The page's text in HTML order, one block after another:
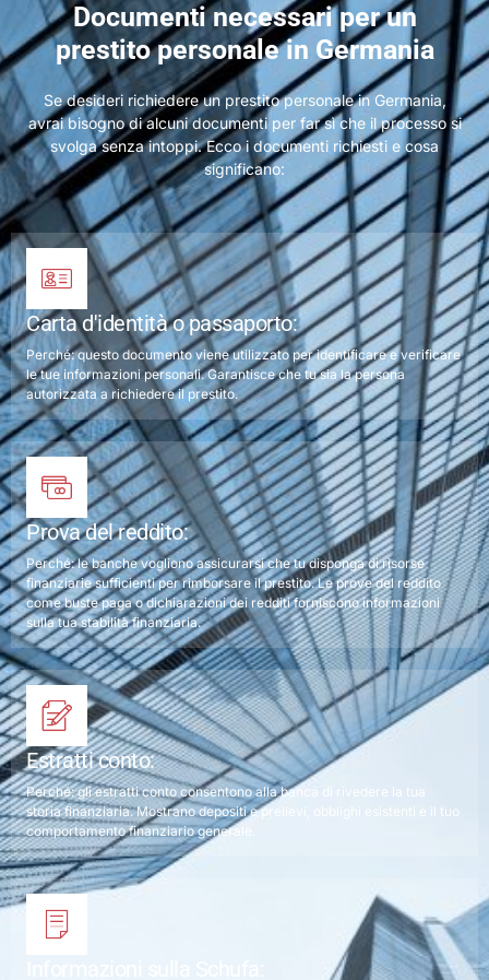
Documenti necessari per un
prestito personale in Germania
Se desideri richiedere un prestito personale in Germania,
avrai bisogno di alcuni documenti per far sì che il processo si
svolga senza intoppi. Ecco i documenti richiesti e cosa
significano:
Carta d'identità o passaporto:
Perché: questo documento viene utilizzato per identificare e verificare
le tue informazioni personali. Garantisce che tu sia la persona
autorizzata a richiedere il prestito.
Prova del reddito:
Perché: le banche vogliono assicurarsi che tu disponga di risorse
finanziarie sufficienti per rimborsare il prestito. Le prove del reddito
come buste paga o dichiarazioni dei redditi forniscono informazioni
sulla tua stabilità finanziaria.
Estratti conto:
Perché: gli estratti conto consentono alla banca di rivedere la tua
storia finanziaria. Mostrano depositi e prelievi, obblighi esistenti e il tuo
comportamento finanziario generale.
Informazioni sulla Schufa: